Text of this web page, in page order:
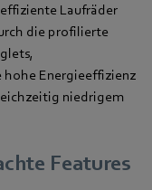
Laufräder
die profilierte
hohe Energieeffizienz
niedrigem
Features